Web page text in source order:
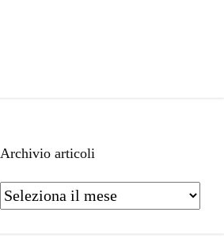
Archivio articoli